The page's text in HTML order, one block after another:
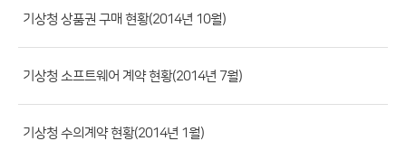
류,
부
기상청 상품권 구매 현황(2014년 10월)
기상청 소프트웨어 계약 현황(2014년 7월)
기상청 수의계약 현황(2014년 1월)